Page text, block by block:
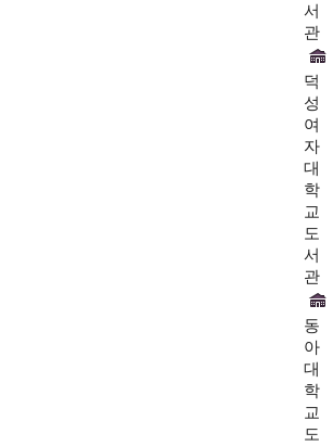
서
관
덕
성
여
자
대
학
교
도
서
관
동
아
대
학
교
도